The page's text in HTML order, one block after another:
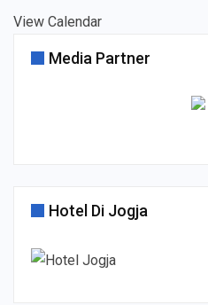
View Calendar
Media Partner
Hotel Di Jogja